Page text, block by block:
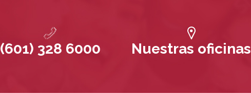
(601) 328 6000 Nuestras oficinas